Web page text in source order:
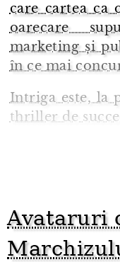
care cartea ca
oarecare
marketing și
în ce mai
Intriga este, la
thriller de
Avataruri